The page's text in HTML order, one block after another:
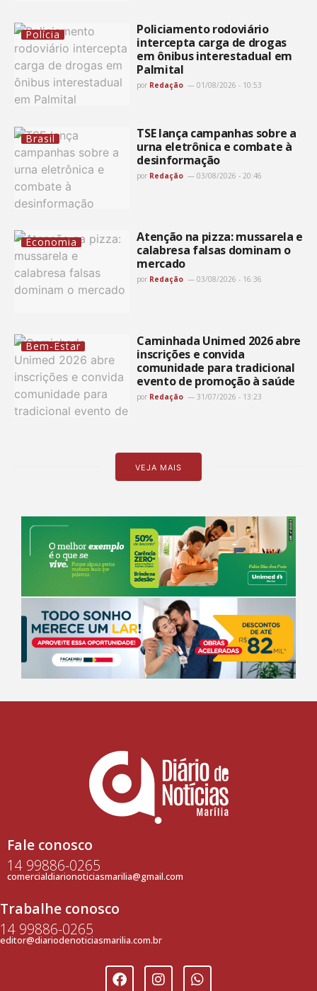
Polícia
Policiamento rodoviário
intercepta carga de drogas
em ônibus interestadual em
Palmital
por Redação 01/08/2026 - 10:53
Brasil
TSE lança campanhas sobre a
urna eletrônica e combate à
desinformação
por Redação 03/08/2026 - 20:46
Economia
Atenção na pizza: mussarela e
calabresa falsas dominam o
mercado
por Redação 03/08/2026 - 16:36
Bem-Estar
Caminhada Unimed 2026 abre
inscrições e convida
comunidade para tradicional
evento de promoção à saúde
por Redação 31/07/2026 - 13:23
VEJA MAIS
Fale conosco
14 99886-0265
comercialdiarionoticiasmarilia@gmail.com
Trabalhe conosco
14 99886-0265
editor@diariodenoticiasmarilia.com.br